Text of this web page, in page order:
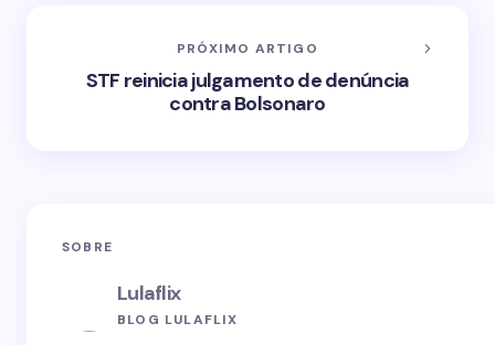
PRÓXIMO ARTIGO
STF reinicia julgamento de denúncia
contra Bolsonaro
SOBRE
Lulaflix
BLOG LULAFLIX